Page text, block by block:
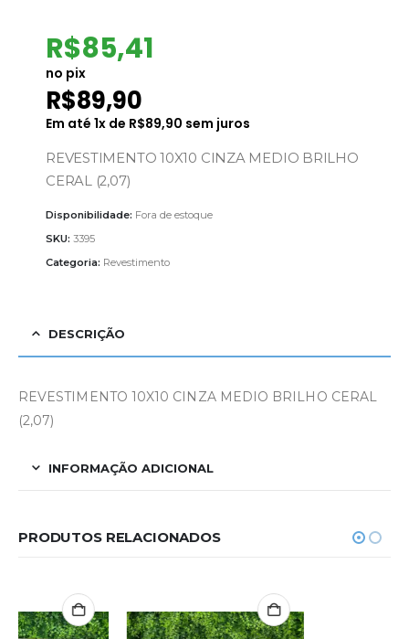
R$85,41
no pix
R$89,90
Em até 1x de R$89,90 sem juros
REVESTIMENTO 10X10 CINZA MEDIO BRILHO
CERAL (2,07)
Disponibilidade: Fora de estoque
SKU: 3395
Categoria: Revestimento
DESCRIÇÃO
REVESTIMENTO 10X10 CINZA MEDIO BRILHO CERAL
(2,07)
INFORMAÇÃO ADICIONAL
PRODUTOS RELACIONADOS